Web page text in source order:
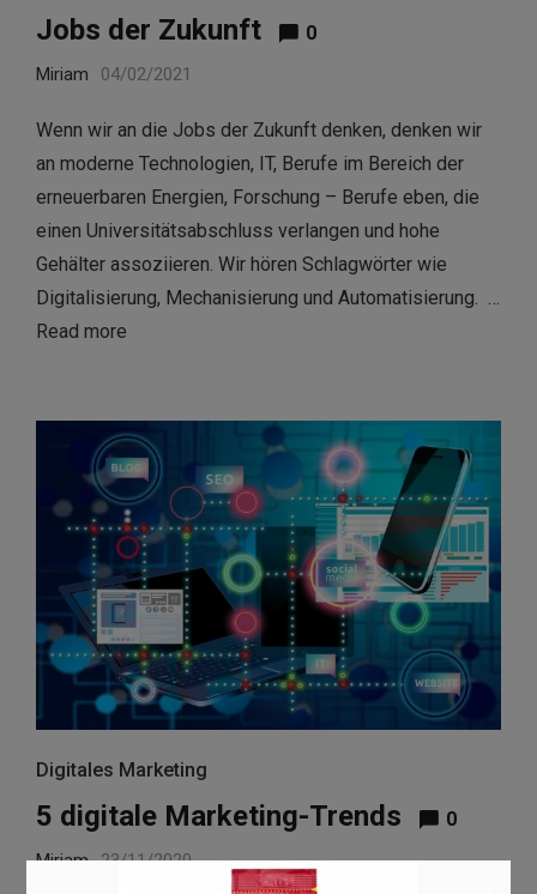
Jobs der Zukunft 0
Miriam 04/02/2021
Wenn wir an die Jobs der Zukunft denken, denken wir
an moderne Technologien, IT, Berufe im Bereich der
erneuerbaren Energien, Forschung – Berufe eben, die
einen Universitätsabschluss verlangen und hohe
Gehälter assoziieren. Wir hören Schlagwörter wie
Digitalisierung, Mechanisierung und Automatisierung. …
Read more
Digitales Marketing
5 digitale Marketing-Trends 0
Miriam 23/11/2020